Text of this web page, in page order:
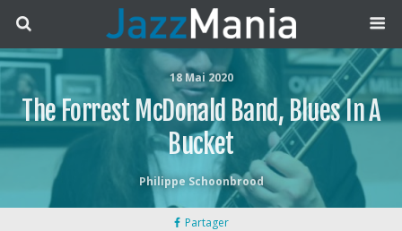
18 Mai 2020
The Forrest McDonald Band, Blues In A
Bucket
Philippe Schoonbrood
Partager